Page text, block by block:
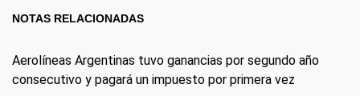
NOTAS RELACIONADAS
Aerolíneas Argentinas tuvo ganancias por segundo año
consecutivo y pagará un impuesto por primera vez